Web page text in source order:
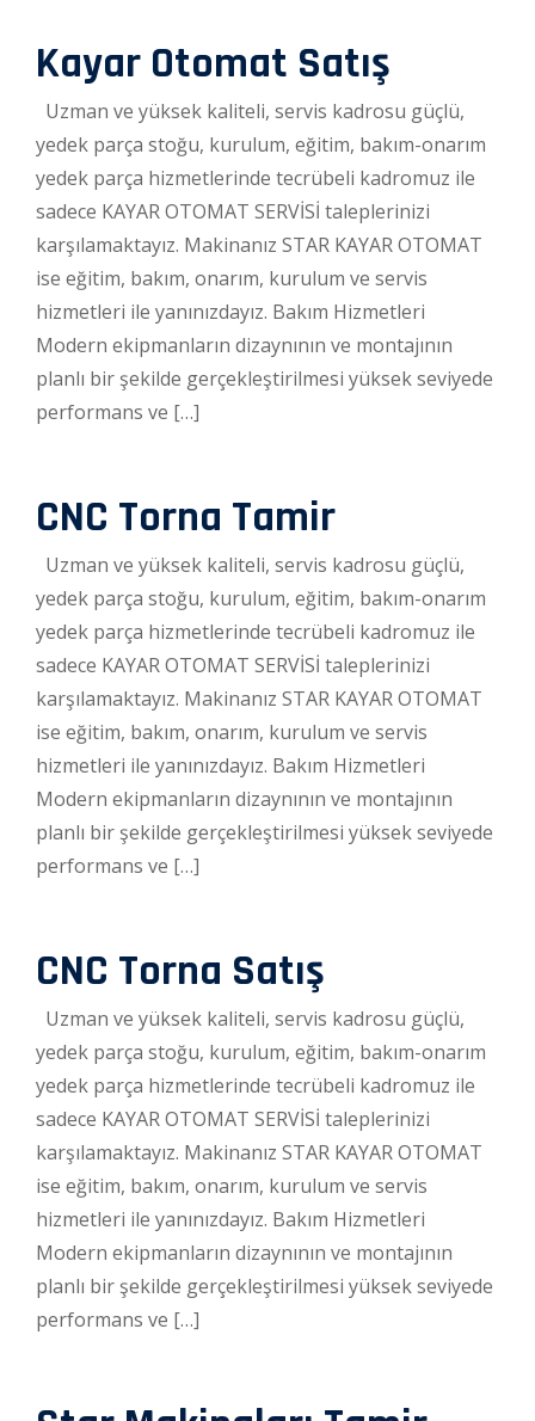
Kayar Otomat Satış
Uzman ve yüksek kaliteli, servis kadrosu güçlü,
yedek parça stoğu, kurulum, eğitim, bakım-onarım
yedek parça hizmetlerinde tecrübeli kadromuz ile
sadece KAYAR OTOMAT SERVİSİ taleplerinizi
karşılamaktayız. Makinanız STAR KAYAR OTOMAT
ise eğitim, bakım, onarım, kurulum ve servis
hizmetleri ile yanınızdayız. Bakım Hizmetleri
Modern ekipmanların dizaynının ve montajının
planlı bir şekilde gerçekleştirilmesi yüksek seviyede
performans ve […]
CNC Torna Tamir
Uzman ve yüksek kaliteli, servis kadrosu güçlü,
yedek parça stoğu, kurulum, eğitim, bakım-onarım
yedek parça hizmetlerinde tecrübeli kadromuz ile
sadece KAYAR OTOMAT SERVİSİ taleplerinizi
karşılamaktayız. Makinanız STAR KAYAR OTOMAT
ise eğitim, bakım, onarım, kurulum ve servis
hizmetleri ile yanınızdayız. Bakım Hizmetleri
Modern ekipmanların dizaynının ve montajının
planlı bir şekilde gerçekleştirilmesi yüksek seviyede
performans ve […]
CNC Torna Satış
Uzman ve yüksek kaliteli, servis kadrosu güçlü,
yedek parça stoğu, kurulum, eğitim, bakım-onarım
yedek parça hizmetlerinde tecrübeli kadromuz ile
sadece KAYAR OTOMAT SERVİSİ taleplerinizi
karşılamaktayız. Makinanız STAR KAYAR OTOMAT
ise eğitim, bakım, onarım, kurulum ve servis
hizmetleri ile yanınızdayız. Bakım Hizmetleri
Modern ekipmanların dizaynının ve montajının
planlı bir şekilde gerçekleştirilmesi yüksek seviyede
performans ve […]